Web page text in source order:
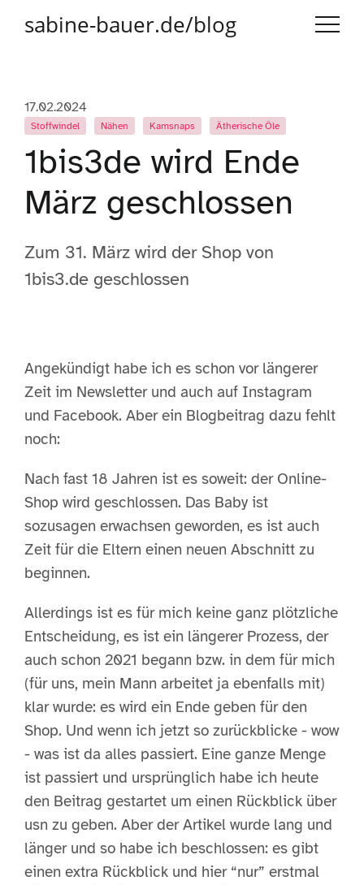
sabine-bauer.de/blog
17.02.2024
Stoffwindel Nähen Kamsnaps Ätherische Öle
1bis3de wird Ende
März geschlossen
Zum 31. März wird der Shop von
1bis3.de geschlossen
Angekündigt habe ich es schon vor längerer
Zeit im Newsletter und auch auf Instagram
und Facebook. Aber ein Blogbeitrag dazu fehlt
noch:
Nach fast 18 Jahren ist es soweit: der Online-
Shop wird geschlossen. Das Baby ist
sozusagen erwachsen geworden, es ist auch
Zeit für die Eltern einen neuen Abschnitt zu
beginnen.
Allerdings ist es für mich keine ganz plötzliche
Entscheidung, es ist ein längerer Prozess, der
auch schon 2021 begann bzw. in dem für mich
(für uns, mein Mann arbeitet ja ebenfalls mit)
klar wurde: es wird ein Ende geben für den
Shop. Und wenn ich jetzt so zurückblicke - wow
- was ist da alles passiert. Eine ganze Menge
ist passiert und ursprünglich habe ich heute
den Beitrag gestartet um einen Rückblick über
usn zu geben. Aber der Artikel wurde lang und
länger und so habe ich beschlossen: es gibt
einen extra Rückblick und hier “nur” erstmal